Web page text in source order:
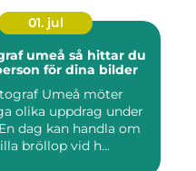
01. jul
så hittar du
för dina bilder
Umeå möter
olika uppdrag under
dag kan handla om
bröllop vid h...